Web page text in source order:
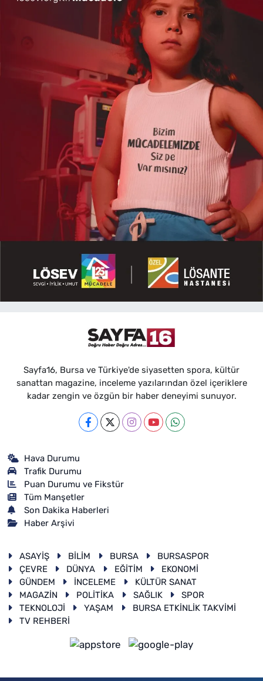
Sayfa16, Bursa ve Türkiye'de siyasetten spora, kültür
sanattan magazine, inceleme yazılarından özel içeriklere
kadar zengin ve özgün bir haber deneyimi sunuyor.
Hava Durumu
Trafik Durumu
Puan Durumu ve Fikstür
Tüm Manşetler
Son Dakika Haberleri
Haber Arşivi
ASAYİŞ BİLİM BURSA
BURSASPOR
ÇEVRE
DÜNYA EĞİTİM
EKONOMİ
GÜNDEM
İNCELEME
KÜLTÜR SANAT
MAGAZİN
POLİTİKA SAĞLIK
SPOR
TEKNOLOJİ
YAŞAM
BURSA ETKİNLİK TAKVİMİ
TV REHBERİ